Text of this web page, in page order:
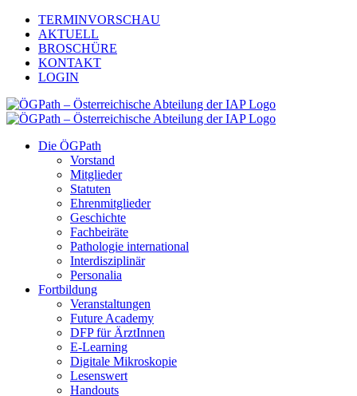
Zum
Inhalt
springen
TERMINVORSCHAU
AKTUELL
BROSCHÜRE
KONTAKT
LOGIN
Die ÖGPath
Vorstand
Mitglieder
Statuten
Ehrenmitglieder
Geschichte
Fachbeiräte
Pathologie international
Interdisziplinär
Personalia
Fortbildung
Veranstaltungen
Future Academy
DFP für ÄrztInnen
E-Learning
Digitale Mikroskopie
Lesenswert
Handouts